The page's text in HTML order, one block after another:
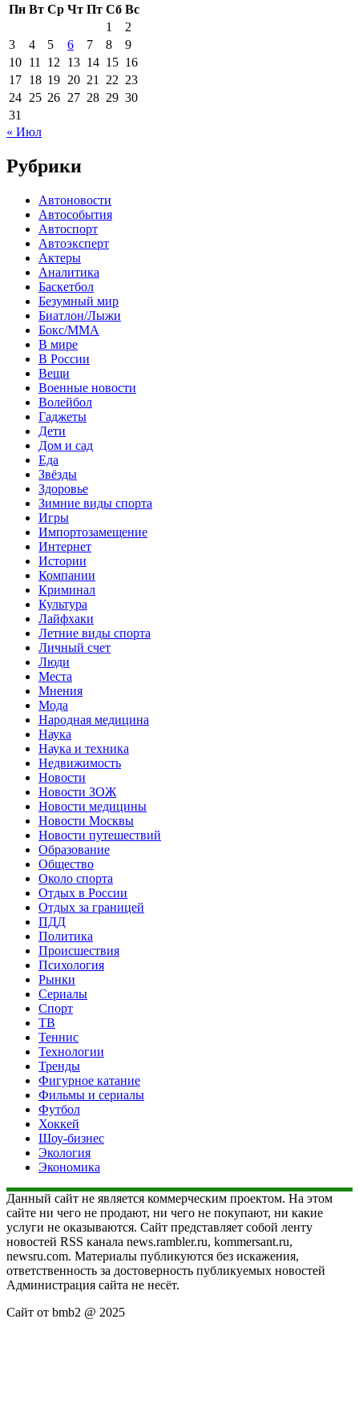
Пн Вт Ср Чт Пт Сб Вс
1
2
3
4 5 6 7 8
9
10 11 12 13 14 15 16
17 18 19 20 21 22 23
24 25 26 27 28 29 30
31
« Июл
Рубрики
Автоновости
Автособытия
Автоспорт
Автоэксперт
Актеры
Аналитика
Баскетбол
Безумный мир
Биатлон/Лыжи
Бокс/MMA
В мире
В России
Вещи
Военные новости
Волейбол
Гаджеты
Дети
Дом и сад
Еда
Звёзды
Здоровье
Зимние виды спорта
Игры
Импортозамещение
Интернет
Истории
Компании
Криминал
Культура
Лайфхаки
Летние виды спорта
Личный счет
Люди
Места
Мнения
Мода
Народная медицина
Наука
Наука и техника
Недвижимость
Новости
Новости ЗОЖ
Новости медицины
Новости Москвы
Новости путешествий
Образование
Общество
Около спорта
Отдых в России
Отдых за границей
ПДД
Политика
Происшествия
Психология
Рынки
Сериалы
Спорт
ТВ
Теннис
Технологии
Тренды
Фигурное катание
Фильмы и сериалы
Футбол
Хоккей
Шоу-бизнес
Экология
Экономика
Данный сайт не является коммерческим проектом. На этом
сайте ни чего не продают, ни чего не покупают, ни какие
услуги не оказываются. Сайт представляет собой ленту
новостей RSS канала news.rambler.ru, kommersant.ru,
newsru.com. Материалы публикуются без искажения,
ответственность за достоверность публикуемых новостей
Администрация сайта не несёт.
Сайт от bmb2 @ 2025